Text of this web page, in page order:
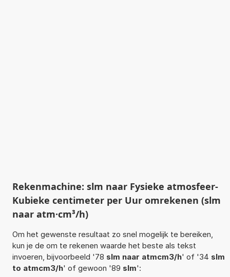
Rekenmachine: slm naar Fysieke atmosfeer-
Kubieke centimeter per Uur omrekenen (slm
naar atm·cm³/h)
Om het gewenste resultaat zo snel mogelijk te bereiken,
kun je de om te rekenen waarde het beste als tekst
invoeren, bijvoorbeeld '78 slm naar atmcm3/h' of '34 slm
to atmcm3/h' of gewoon '89 slm':